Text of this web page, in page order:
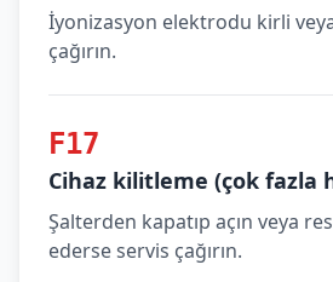
İyonizasyon elektrodu kirli
çağırın.
F17
Cihaz kilitleme (çok fazla
Şalterden kapatıp açın veya
ederse servis çağırın.